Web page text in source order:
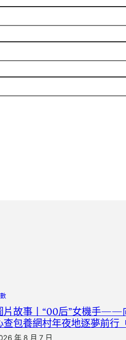
片故事丨“00后”女機手——
查包養網村年夜地逐夢前行
年 8 月 7 日